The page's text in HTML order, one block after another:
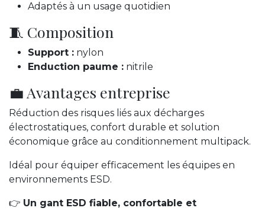
Adaptés à un usage quotidien
🧵 Composition
Support : nylon
Enduction paume : nitrile
💼 Avantages entreprise
Réduction des risques liés aux décharges
électrostatiques, confort durable et solution
économique grâce au conditionnement multipack.
Idéal pour équiper efficacement les équipes en
environnements ESD.
👉 Un gant ESD fiable, confortable et